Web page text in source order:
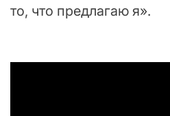
то, что предлагаю я».